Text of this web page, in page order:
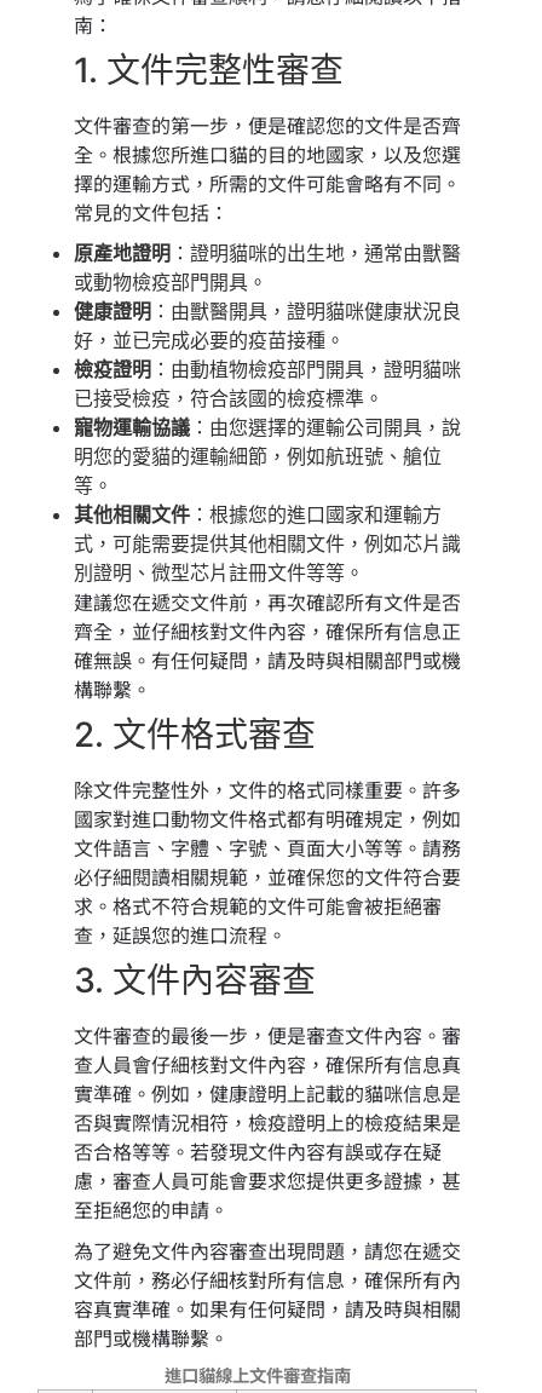
南：
1. 文件完整性審查
文件審查的第一步，便是確認您的文件是否齊
全。根據您所進口貓的目的地國家，以及您選
擇的運輸方式，所需的文件可能會略有不同。
常見的文件包括：
原產地證明 ：證明貓咪的出生地，通常由獸醫
或動物檢疫部門開具。
健康證明 ：由獸醫開具，證明貓咪健康狀況良
好，並已完成必要的疫苗接種。
檢疫證明 ：由動植物檢疫部門開具，證明貓咪
已接受檢疫，符合該國的檢疫標準。
寵物運輸協議 ：由您選擇的運輸公司開具，說
明您的愛貓的運輸細節，例如航班號、艙位
等。
其他相關文件 ：根據您的進口國家和運輸方
式，可能需要提供其他相關文件，例如芯片識
別證明、微型芯片註冊文件等等。
建議您在遞交文件前，再次確認所有文件是否
齊全，並仔細核對文件內容，確保所有信息正
確無誤。有任何疑問，請及時與相關部門或機
構聯繫。
2. 文件格式審查
除文件完整性外，文件的格式同樣重要。許多
國家對進口動物文件格式都有明確規定，例如
文件語言、字體、字號、頁面大小等等。請務
必仔細閱讀相關規範，並確保您的文件符合要
求。格式不符合規範的文件可能會被拒絕審
查，延誤您的進口流程。
3. 文件內容審查
文件審查的最後一步，便是審查文件內容。審
查人員會仔細核對文件內容，確保所有信息真
實準確。例如，健康證明上記載的貓咪信息是
否與實際情況相符，檢疫證明上的檢疫結果是
否合格等等。若發現文件內容有誤或存在疑
慮，審查人員可能會要求您提供更多證據，甚
至拒絕您的申請。
為了避免文件內容審查出現問題，請您在遞交
文件前，務必仔細核對所有信息，確保所有內
容真實準確。如果有任何疑問，請及時與相關
部門或機構聯繫。
進口貓線上文件審查指南